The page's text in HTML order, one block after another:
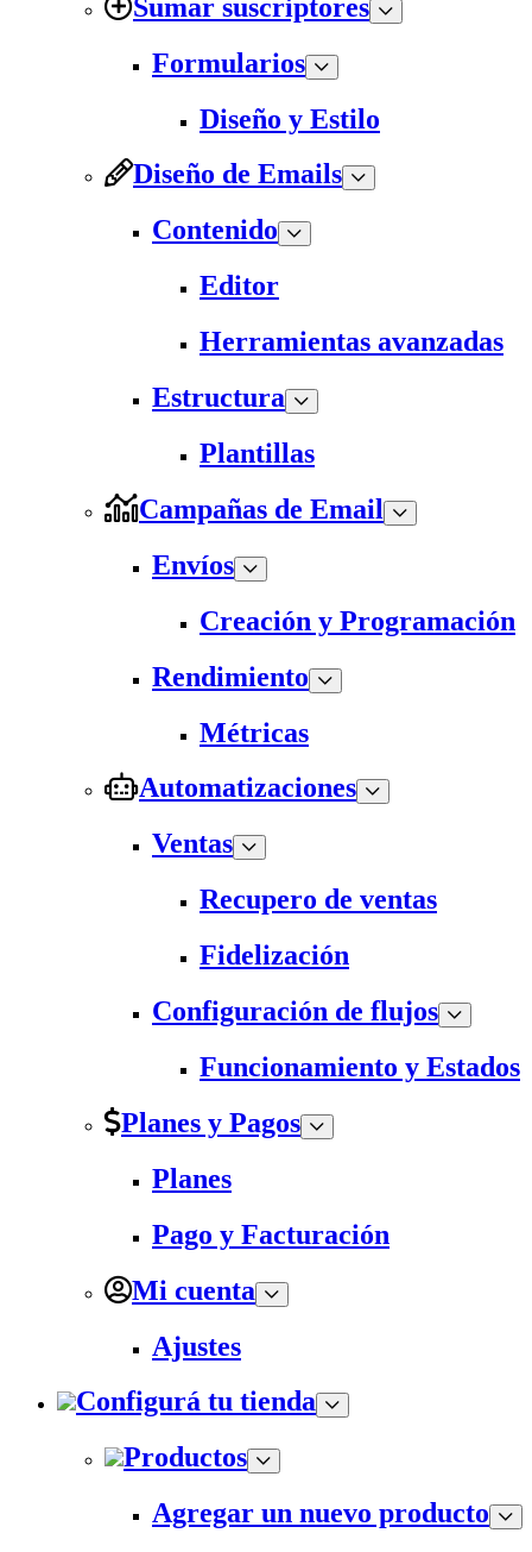
Sumar suscriptores
Formularios
Diseño y Estilo
Diseño de Emails
Contenido
Editor
Herramientas avanzadas
Estructura
Plantillas
Campañas de Email
Envíos
Creación y Programación
Rendimiento
Métricas
Automatizaciones
Ventas
Recupero de ventas
Fidelización
Configuración de flujos
Funcionamiento y Estados
Planes y Pagos
Planes
Pago y Facturación
Mi cuenta
Ajustes
Configurá tu tienda
Productos
Agregar un nuevo producto